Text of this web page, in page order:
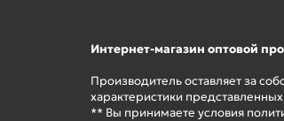
Интернет-магазин оптовой
Производитель оставляет за
характеристики
** Вы принимаете условия